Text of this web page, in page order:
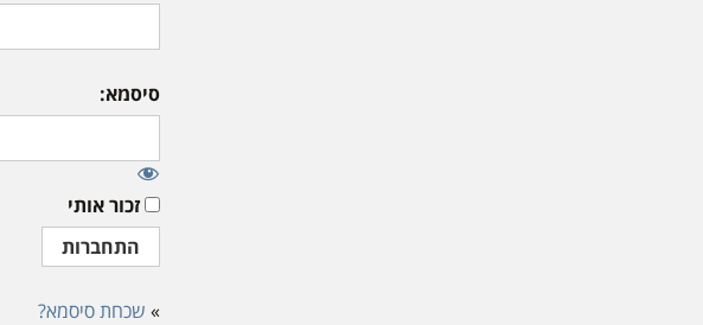
סיסמא:
זכור אותי
» שכחת סיסמא?